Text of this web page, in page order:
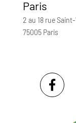
Paris
2 au 18 rue
75005 Paris